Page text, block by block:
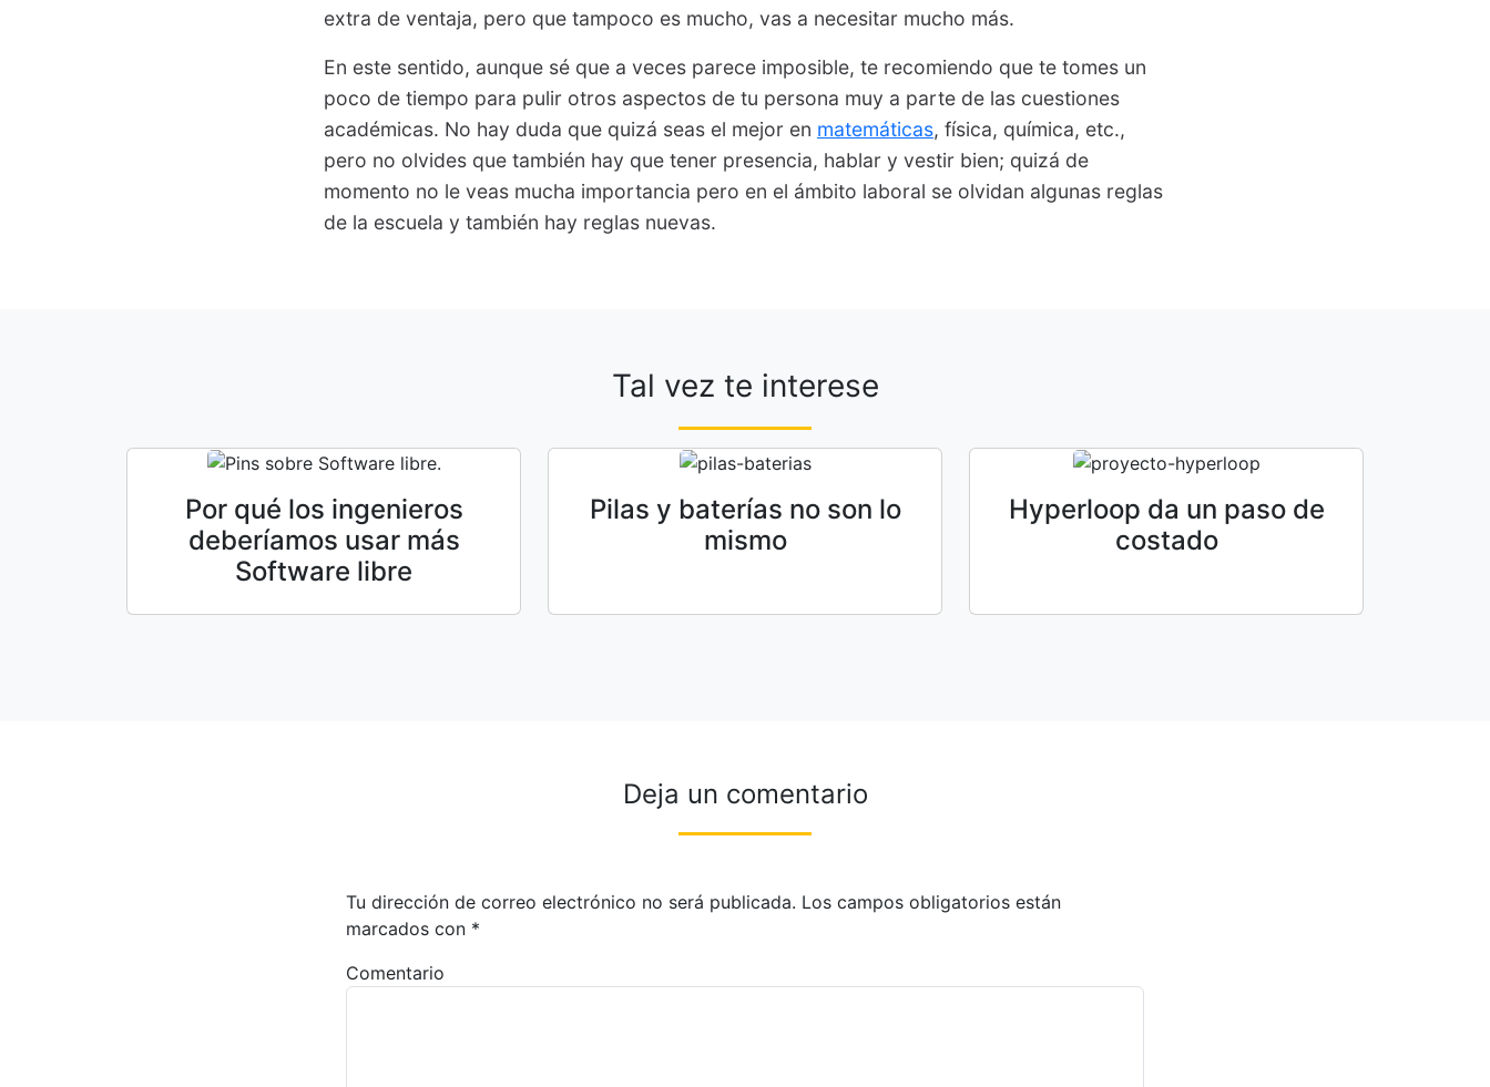
extra de ventaja, pero que tampoco es mucho, vas a necesitar mucho más.
En este sentido, aunque sé que a veces parece imposible, te recomiendo que te tomes un
poco de tiempo para pulir otros aspectos de tu persona muy a parte de las cuestiones
académicas. No hay duda que quizá seas el mejor en matemáticas, física, química, etc.,
pero no olvides que también hay que tener presencia, hablar y vestir bien; quizá de
momento no le veas mucha importancia pero en el ámbito laboral se olvidan algunas reglas
de la escuela y también hay reglas nuevas.
Tal vez te interese
Por qué los ingenieros
deberíamos usar más
Software libre
Pilas y baterías no son lo
mismo
Hyperloop da un paso de
costado
Deja un comentario
Tu dirección de correo electrónico no será publicada. Los campos obligatorios están
marcados con *
Comentario